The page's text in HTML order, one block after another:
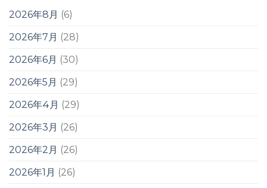
2026年8月 (6)
2026年7月 (28)
2026年6月 (30)
2026年5月 (29)
2026年4月 (29)
2026年3月 (26)
2026年2月 (26)
2026年1月 (26)